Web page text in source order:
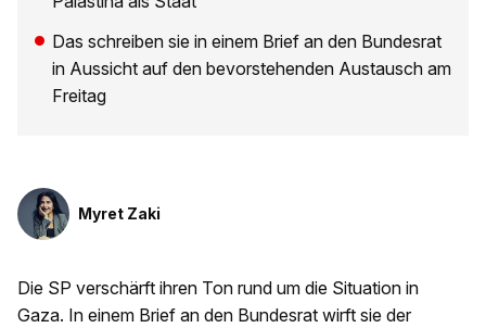
Das schreiben sie in einem Brief an den Bundesrat
in Aussicht auf den bevorstehenden Austausch am
Freitag
Myret Zaki
Die SP verschärft ihren Ton rund um die Situation in
Gaza. In einem Brief an den Bundesrat wirft sie der